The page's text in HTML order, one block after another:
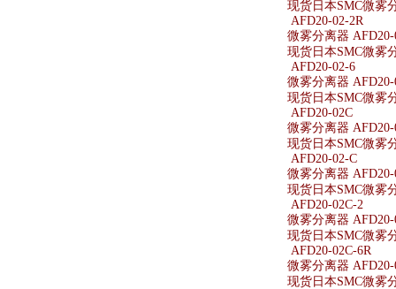
现货日本SMC微雾
AFD20-02-2R
微雾分离器 AFD20-
现货日本SMC微雾
AFD20-02-6
微雾分离器 AFD20-
现货日本SMC微雾
AFD20-02C
微雾分离器 AFD20-
现货日本SMC微雾
AFD20-02-C
微雾分离器 AFD20-
现货日本SMC微雾
AFD20-02C-2
微雾分离器 AFD20-
现货日本SMC微雾
AFD20-02C-6R
微雾分离器 AFD20-
现货日本SMC微雾